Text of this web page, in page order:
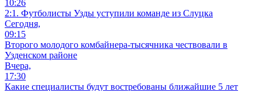
10:26
2:1. Футболисты Узды уступили команде из Слуцка
Сегодня,
09:15
Второго молодого комбайнера-тысячника чествовали в
Узденском районе
Вчера,
17:30
Какие специалисты будут востребованы ближайшие 5 лет